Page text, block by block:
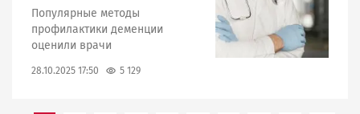
Популярные методы
профилактики деменции
оценили врачи
28.10.2025 17:50 5 129